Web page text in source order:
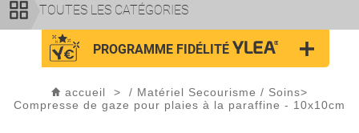
TOUTES LES CATÉGORIES
PROGRAMME FIDÉLITÉ
accueil > / Matériel Secourisme / Soins>
Compresse de gaze pour plaies à la paraffine - 10x10cm